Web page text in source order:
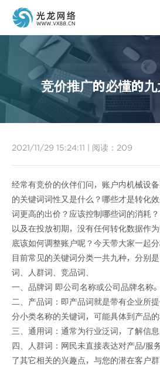
竞价推广的必懂的
2021/11/29 15:24:11 阅读： 209
经常有竞价的伙伴们问，账户内机械设
的关键词词性又是什么？哪些才是转化
词更高的出价？应该控制哪些词的消耗？
以及在投放初期，没有任何转化数据作
底该如何调整账户呢？今天带大家一起分
目前常见的关键词分类一共九种，分别
词、人群词、竞品词、
一、品牌词 即公司名称或公司品牌名称。
二、产品词：即产品词就是带有企业所
分小类名称的关键词，可能具体到产品的
三、通用词：通常为行业泛词，了解信息
四、人群词：网民未直接表达对产品/服
了其它相关的兴趣点，与您的潜在客户群